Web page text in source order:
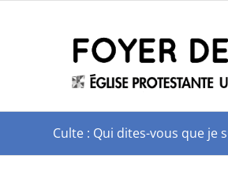
Culte : Qui dites-vous que je